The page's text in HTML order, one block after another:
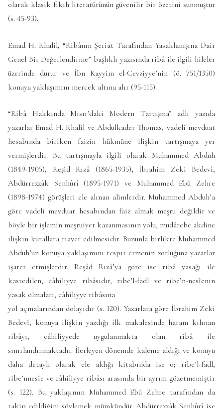
olarak klasik fıkıh literatürünün güvenilir bir özetini sunmuştur
(s. 45-93).
Emad H. Khalil, “Ribânın Şeriat Tarafından Yasaklanışına Dair
Genel Bir Değerlendirme” başlıklı yazısında ribâ ile ilgili hileler
üzerinde durur ve İbn Kayyim el-Cevziyye’nin (ö. 751/1350)
konuya yaklaşımını mercek altına alır (95-115).
“Ribâ Hakkında Mısır’daki Modern Tartışma” adlı yazıda
yazarlar Emad H. Khalil ve Abdulkader Thomas, vadeli mevduat
hesabında biriken faizin hükmüne ilişkin tartışmaya yer
vermişlerdir. Bu tartışmayla ilgili olarak Muhammed Abduh
(1849-1905), Reşîd Rızâ (1865-1935), İbrahim Zeki Bedevî,
Abdürrezzâk Senhûrî (1895-1971) ve Muhammed Ebû Zehre
(1898-1974) görüşleri ele alınan alimlerdir. Muhammed Abduh’a
göre vadeli mevduat hesabından faiz almak meşru değildir ve
böyle bir işlemin meşruiyet kazanmasının yolu, mudârebe akdine
ilişkin kurallara riayet edilmesidir. Bununla birlikte Muhammed
Abduh’un konuya yaklaşımını tespit etmenin zorluğuna yazarlar
işaret etmişlerdir. Reşâd Rızâ’ya göre ise ribâ yasağı ile
kastedilen, câhiliyye ribâsıdır, ribe’l-fadl ve ribe’n-nesîenin
yasak olmaları, câhiliyye ribâsına
yol açmalarından dolayıdır (s. 120). Yazarlara göre İbrahim Zeki
Bedevî, konuya ilişkin yazdığı ilk makalesinde haram kılınan
ribâyı, câhiliyyede uygulanmakta olan ribâ ile
sınırlandırmaktadır. İlerleyen dönemde kaleme aldığı ve konuyu
daha detaylı olarak ele aldığı kitabında ise o; ribe’l-fadl,
ribe’nnesîe ve câhiliyye ribâsı arasında bir ayrım gözetmemiştir
(s. 122). Bu yaklaşımın Muhammed Ebû Zehre tarafından da